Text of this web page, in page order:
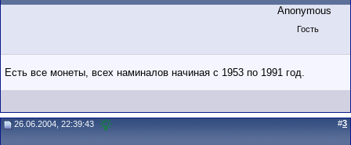
Anonymous
Гость
Есть все монеты, всех наминалов начиная с 1953 по 1991 год.
26.06.2004, 22:39:43 #3